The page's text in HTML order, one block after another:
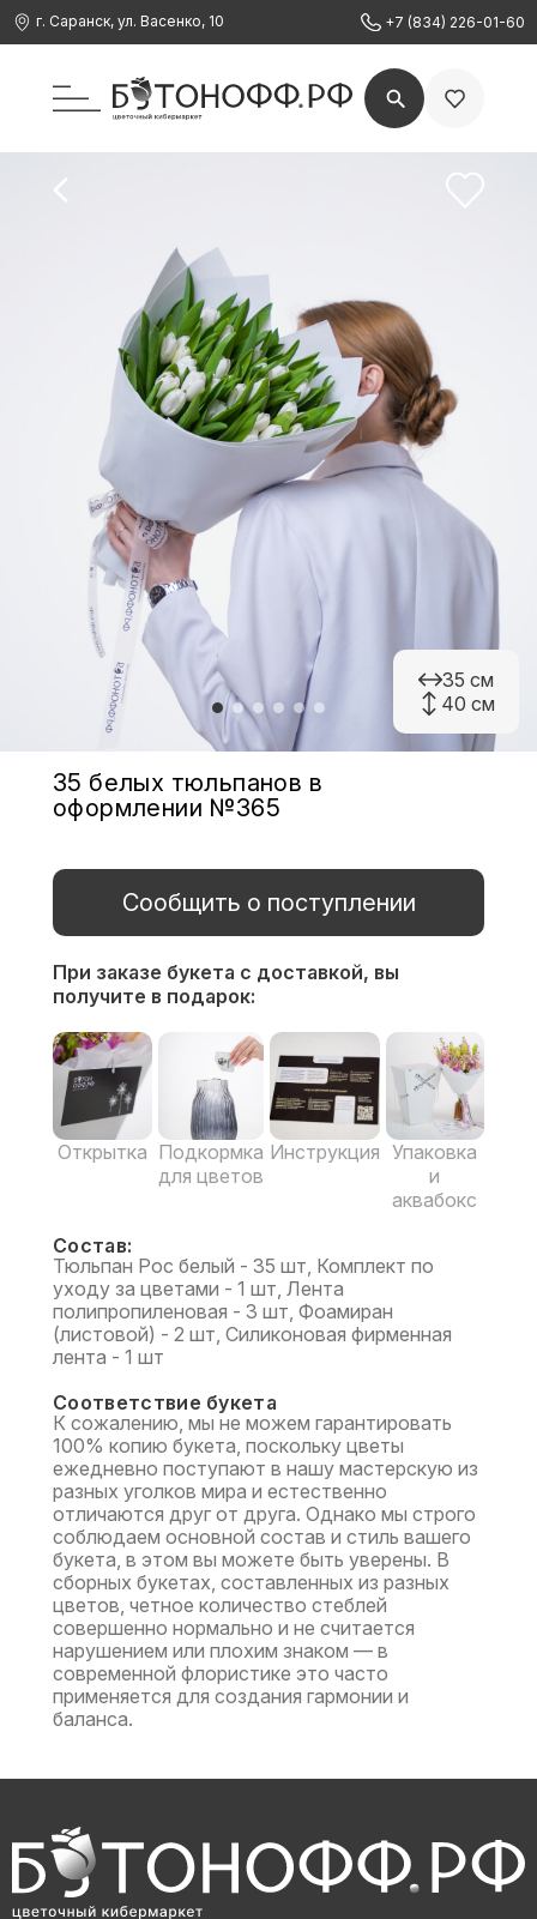
г. Саранск, ул. Васенко, 10 +7 (834) 226-01-60
35 см
40 см
35 белых тюльпанов в
оформлении №365
Сообщить о поступлении
При заказе букета с доставкой, вы
получите в подарок:
Открытка Подкормка
для цветов
Инструкция Упаковка
и
аквабокс
Состав:
Тюльпан Рос белый - 35 шт, Комплект по
уходу за цветами - 1 шт, Лента
полипропиленовая - 3 шт, Фоамиран
(листовой) - 2 шт, Силиконовая фирменная
лента - 1 шт
Соответствие букета
К сожалению, мы не можем гарантировать
100% копию букета, поскольку цветы
ежедневно поступают в нашу мастерскую из
разных уголков мира и естественно
отличаются друг от друга. Однако мы строго
соблюдаем основной состав и стиль вашего
букета, в этом вы можете быть уверены. В
сборных букетах, составленных из разных
цветов, четное количество стеблей
совершенно нормально и не считается
нарушением или плохим знаком — в
современной флористике это часто
применяется для создания гармонии и
баланса.